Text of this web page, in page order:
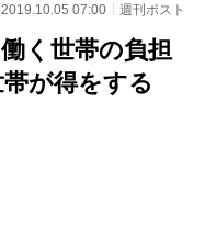
2019.10.05 07:00 週刊ポスト
く世帯の負担
が得をする